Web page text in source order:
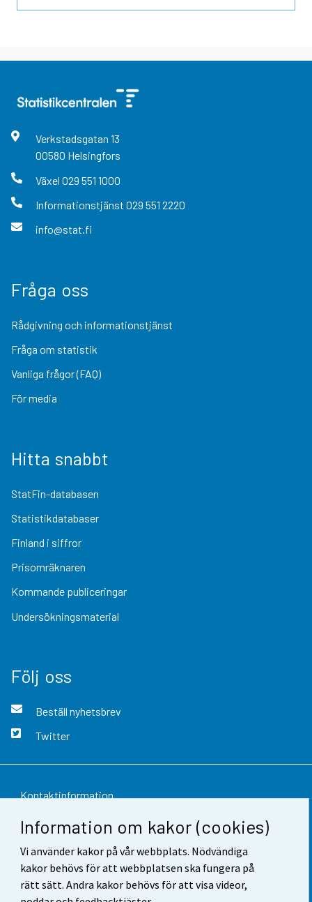
Information om kakor (cookies)
Vi använder kakor på vår webbplats. Nödvändiga
kakor behövs för att webbplatsen ska fungera på
rätt sätt. Andra kakor behövs för att visa videor,
Verkstadsgatan 13
00580 Helsingfors
Växel 029 551 1000
Informationstjänst 029 551 2220
info@stat.fi
Fråga oss
Rådgivning och informationstjänst
Fråga om statistik
Vanliga frågor (FAQ)
För media
Hitta snabbt
StatFin-databasen
Statistikdatabaser
Finland i siffror
Prisomräknaren
Kommande publiceringar
Undersökningsmaterial
Följ oss
Beställ nyhetsbrev
Twitter
Kontaktinformation
Respons
Användarvillkor
Dataskydd